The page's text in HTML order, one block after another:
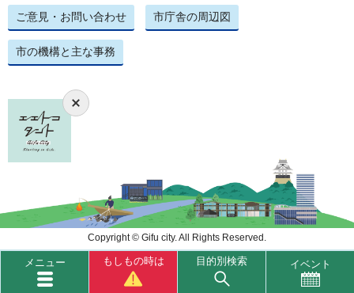
メニュー もしもの時は 目的別検索 イベント
ご意見・お問い合わせ 市庁舎の周辺図
市の機構と主な事務
Copyright © Gifu city. All Rights Reserved.